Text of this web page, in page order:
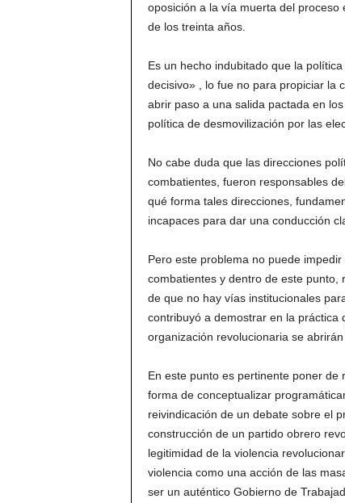
oposición a la vía muerta del
de los treinta años.
Es un hecho indubitado que la
decisivo» , lo fue no para propiciar la
abrir paso a una salida pactada en
política de desmovilización por las
No cabe duda que las direcciones
combatientes, fueron responsables
qué forma tales direcciones,
incapaces para dar una conducción
Pero este problema no puede
combatientes y dentro de este punto,
de que no hay vías institucionales
contribuyó a demostrar en la práctica
organización revolucionaria se
En este punto es pertinente poner
forma de conceptualizar
reivindicación de un debate sobre el
construcción de un partido obrero
legitimidad de la violencia
violencia como una acción de las
ser un auténtico Gobierno de